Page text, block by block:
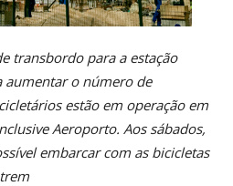
transbordo para a estação
aumentar o número de
estão em operação em
Aeroporto. Aos sábados,
embarcar com as bicicletas